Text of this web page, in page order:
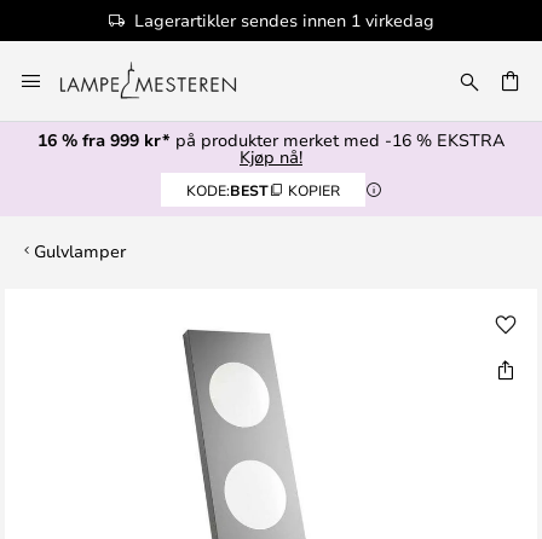
Lagerartikler sendes innen 1 virkedag
til
innhold
16 % fra 999 kr* på produkter merket med -16 % EKSTRA
Kjøp nå!
KODE:BEST KOPIER
Gulvlamper